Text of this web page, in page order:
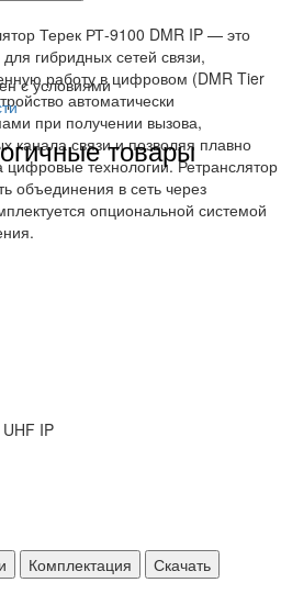
с условиями
товары
Терек РТ-9100 DMR IP — это
гибридных сетей связи,
работу в цифровом (DMR Tier
автоматически
при получении вызова,
канала связи и позволяя плавно
цифровые технологии. Ретранслятор
объединения в сеть через
опциональной системой
IP
Комплектация
Скачать